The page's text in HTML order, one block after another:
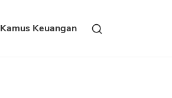
Kamus Keuangan